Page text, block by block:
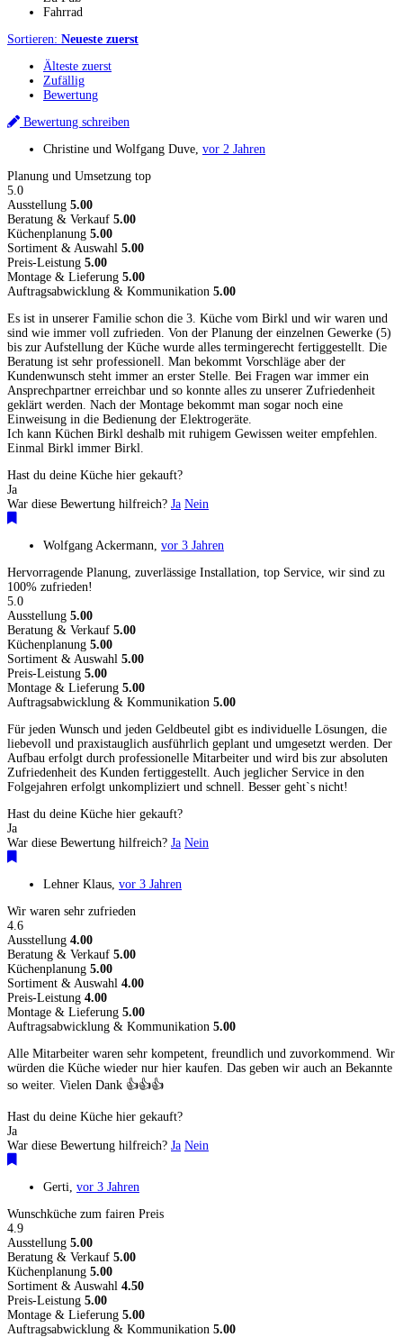
Fahrrad
Sortieren: Neueste zuerst
Älteste zuerst
Zufällig
Bewertung
Bewertung schreiben
Christine und Wolfgang Duve vor 2 Jahren
Planung und Umsetzung top
5.0
Ausstellung 5.00
Beratung & Verkauf 5.00
Küchenplanung 5.00
Sortiment & Auswahl 5.00
Preis-Leistung 5.00
Montage & Lieferung 5.00
Auftragsabwicklung & Kommunikation 5.00
Es ist in unserer Familie schon die 3. Küche vom Birkl und wir waren und
sind wie immer voll zufrieden. Von der Planung der einzelnen Gewerke (5)
bis zur Aufstellung der Küche wurde alles termingerecht fertiggestellt. Die
Beratung ist sehr professionell. Man bekommt Vorschläge aber der
Kundenwunsch steht immer an erster Stelle. Bei Fragen war immer ein
Ansprechpartner erreichbar und so konnte alles zu unserer Zufriedenheit
geklärt werden. Nach der Montage bekommt man sogar noch eine
Einweisung in die Bedienung der Elektrogeräte.
Ich kann Küchen Birkl deshalb mit ruhigem Gewissen weiter empfehlen.
Einmal Birkl immer Birkl.
Hast du deine Küche hier gekauft?
Ja
War diese Bewertung hilfreich? Ja Nein
Wolfgang Ackermann vor 3 Jahren
Hervorragende Planung, zuverlässige Installation, top Service, wir sind zu
100% zufrieden!
5.0
Ausstellung 5.00
Beratung & Verkauf 5.00
Küchenplanung 5.00
Sortiment & Auswahl 5.00
Preis-Leistung 5.00
Montage & Lieferung 5.00
Auftragsabwicklung & Kommunikation 5.00
Für jeden Wunsch und jeden Geldbeutel gibt es individuelle Lösungen, die
liebevoll und praxistauglich ausführlich geplant und umgesetzt werden. Der
Aufbau erfolgt durch professionelle Mitarbeiter und wird bis zur absoluten
Zufriedenheit des Kunden fertiggestellt. Auch jeglicher Service in den
Folgejahren erfolgt unkompliziert und schnell. Besser geht`s nicht!
Hast du deine Küche hier gekauft?
Ja
War diese Bewertung hilfreich? Ja Nein
Lehner Klaus vor 3 Jahren
Wir waren sehr zufrieden
4.6
Ausstellung 4.00
Beratung & Verkauf 5.00
Küchenplanung 5.00
Sortiment & Auswahl 4.00
Preis-Leistung 4.00
Montage & Lieferung 5.00
Auftragsabwicklung & Kommunikation 5.00
Alle Mitarbeiter waren sehr kompetent, freundlich und zuvorkommend. Wir
würden die Küche wieder nur hier kaufen. Das geben wir auch an Bekannte
so weiter. Vielen Dank 👍👍👍
Hast du deine Küche hier gekauft?
Ja
War diese Bewertung hilfreich? Ja Nein
Gerti vor 3 Jahren
Wunschküche zum fairen Preis
4.9
Ausstellung 5.00
Beratung & Verkauf 5.00
Küchenplanung 5.00
Sortiment & Auswahl 4.50
Preis-Leistung 5.00
Montage & Lieferung 5.00
Auftragsabwicklung & Kommunikation 5.00